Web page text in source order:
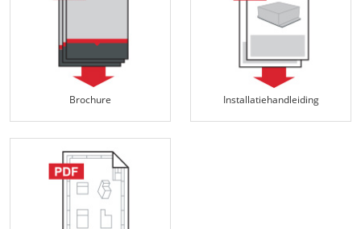
Brochure Installatiehandleiding